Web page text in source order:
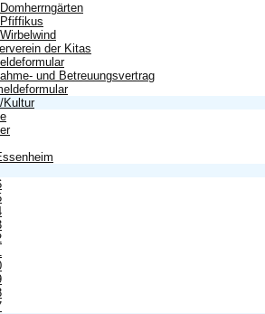
der Kitas
und Betreuungsvertrag
Kultur